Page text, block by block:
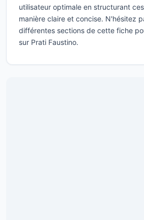
utilisateur optimale en structurant
manière claire et concise. N'hésitez
différentes sections de cette fiche
sur Prati Faustino.